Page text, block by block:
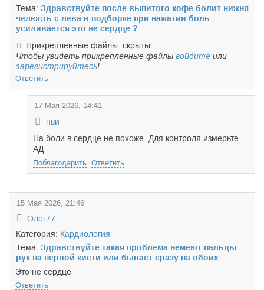
Тема: Здравствуйте после выпитого кофе болит нижня
челюсть с лева в подборке при нажатии боль
усиливается это не сердце ?
Прикрепленные файлы: скрыты.
Чтобы увидеть прикрепленные файлы войдите или
зарегистрируйтесь!
Ответить
17 Мая 2026, 14:41
нви
На боли в сердце не похоже. Для контроля измерьте
АД
Поблагодарить Ответить
15 Мая 2026, 21:46
Олег77
Категория: Кардиология
Тема: Здравствуйте такая проблема немеют пальцы
рук на первой кисти или бывает сразу на обоих
Это не сердце
Ответить